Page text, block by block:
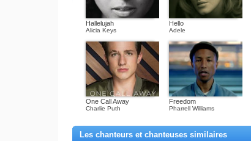
Hallelujah
Alicia Keys
Hello
Adele
One Call Away
Charlie Puth
Freedom
Pharrell Williams
Les chanteurs et chanteuses similaires